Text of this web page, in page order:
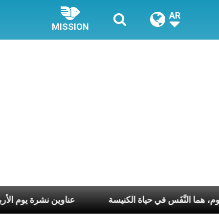
MISSION
AR
عناوين نشرة يوم وكلّ يوم، هما النَّفَس في حياة الكنيسة